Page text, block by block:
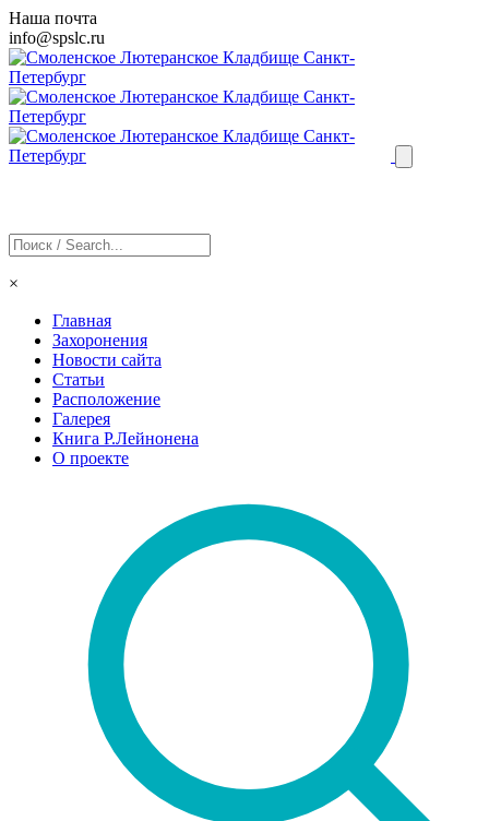
Наша почта
info@spslc.ru
×
Главная
Захоронения
Новости сайта
Статьи
Расположение
Галерея
Книга Р.Лейнонена
О проекте